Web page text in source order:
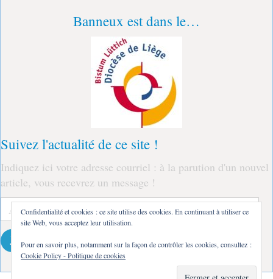
Banneux est dans le…
Suivez l'actualité de ce site !
Indiquez ici votre adresse courriel : à la parution d'un nouvel
article, vous recevrez un message !
Adresse
e-
mailJe m'abonne !
Confidentialité et cookies : ce site utilise des cookies. En continuant à utiliser ce
site Web, vous acceptez leur utilisation.
Pour en savoir plus, notamment sur la façon de contrôler les cookies, consultez :
Cookie Policy - Politique de cookies